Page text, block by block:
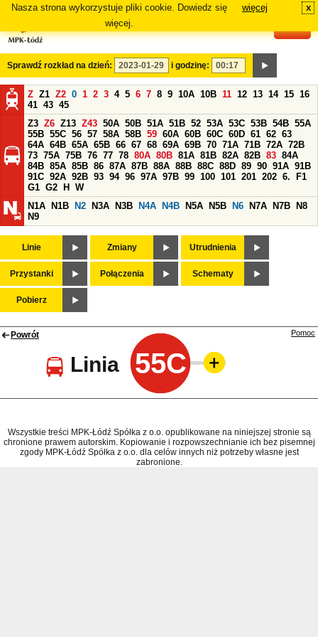
Nasza strona wykorzystuje pliki cookie. Dowiedz się
więcej.
więcej x
Sprawdź rozkład na dzień: i godzinę:
Z Z1 Z2 0 1 2 3 4 5 6 7 8 9 10A 10B 11 12 13 14 15 16
41 43 45
Z3 Z6 Z13 Z43 50A 50B 51A 51B 52 53A 53C 53B 54B 55A
55B 55C 56 57 58A 58B 59 60A 60B 60C 60D 61 62 63
64A 64B 65A 65B 66 67 68 69A 69B 70 71A 71B 72A 72B
73 75A 75B 76 77 78 80A 80B 81A 81B 82A 82B 83 84A
84B 85A 85B 86 87A 87B 88A 88B 88C 88D 89 90 91A 91B
91C 92A 92B 93 94 96 97A 97B 99 100 101 201 202 6.
F1
G1 G2 H
W
N1A
N1B N2 N3A N3B N4A N4B N5A N5B N6 N7A N7B
N8
N9
Linie Zmiany Utrudnienia
Przystanki Połączenia Schematy
Pobierz
Powrót
Linia 55C
Pomoc
Wszystkie treści MPK-Łódź Spółka z o.o. opublikowane na niniejszej stronie są
chronione prawem autorskim. Kopiowanie i rozpowszechnianie ich bez pisemnej
zgody MPK-Łódź Spółka z o.o. dla celów innych niż potrzeby własne jest
zabronione.